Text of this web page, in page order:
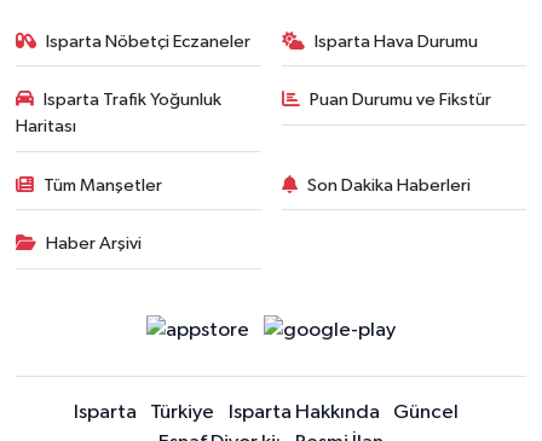
Isparta Nöbetçi Eczaneler Isparta Hava Durumu
Isparta Trafik Yoğunluk
Haritası
Puan Durumu ve Fikstür
Tüm Manşetler Son Dakika Haberleri
Haber Arşivi
Isparta Türkiye Isparta Hakkında
Güncel